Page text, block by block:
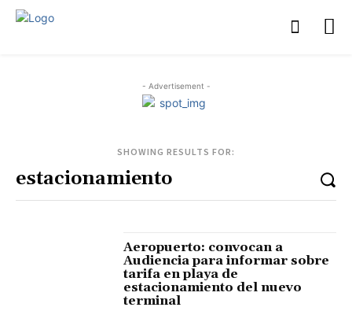
- Advertisement -
SHOWING RESULTS FOR:
Aeropuerto: convocan a
Audiencia para informar sobre
tarifa en playa de
estacionamiento del nuevo
terminal